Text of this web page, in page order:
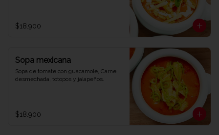
$18.900
Sopa mexicana
Sopa de tomate con guacamole, Carne
desmechada, totopos y jalapeños.
$18.900